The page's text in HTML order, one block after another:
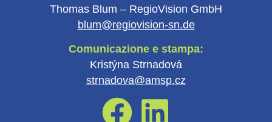
Thomas Blum – RegioVision GmbH
blum@regiovision-sn.de
Comunicazione e stampa:
Kristýna Strnadová
strnadova@amsp.cz